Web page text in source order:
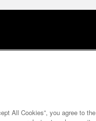
All Cookies”, you agree to the